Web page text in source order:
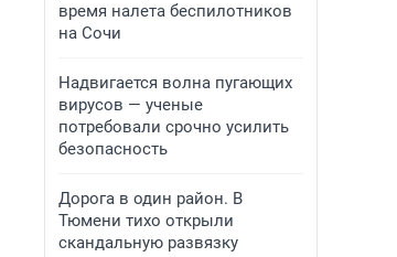
время налета беспилотников
на Сочи
Надвигается волна пугающих
вирусов — ученые
потребовали срочно усилить
безопасность
Дорога в один район. В
Тюмени тихо открыли
скандальную развязку